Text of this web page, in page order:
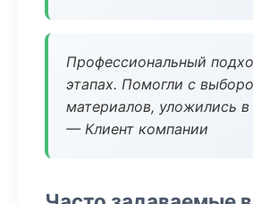
Профессиональный
этапах. Помогли с
материалов, уложились
— Клиент компании